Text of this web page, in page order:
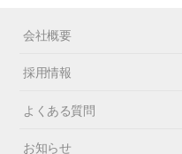
会社概要
採用情報
よくある質問
お知らせ